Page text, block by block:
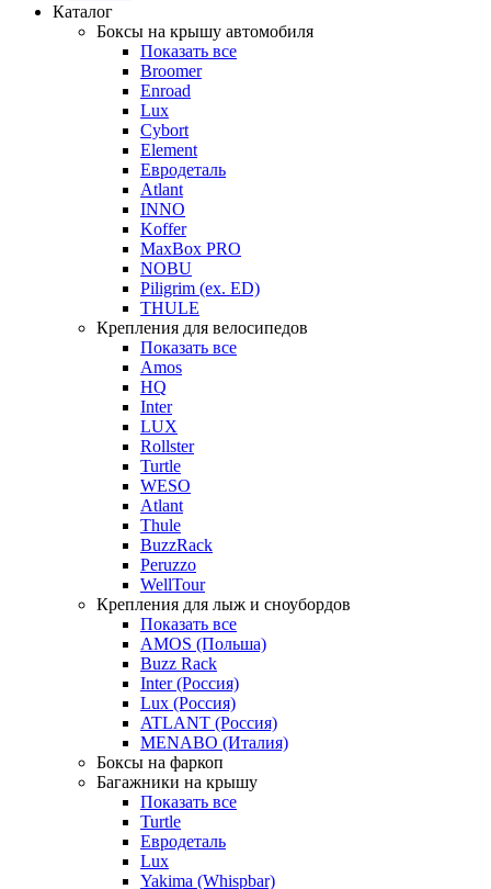
Каталог
Боксы на крышу автомобиля
Показать все
Broomer
Enroad
Lux
Cybort
Element
Евродеталь
Atlant
INNO
Koffer
MaxBox PRO
NOBU
Piligrim (ex. ED)
THULE
Крепления для велосипедов
Показать все
Amos
HQ
Inter
LUX
Rollster
Turtle
WESO
Atlant
Thule
BuzzRack
Peruzzo
WellTour
Крепления для лыж и сноубордов
Показать все
AMOS (Польша)
Buzz Rack
Inter (Россия)
Lux (Россия)
ATLANT (Россия)
MENABO (Италия)
Боксы на фаркоп
Багажники на крышу
Показать все
Turtle
Евродеталь
Lux
Yakima (Whispbar)